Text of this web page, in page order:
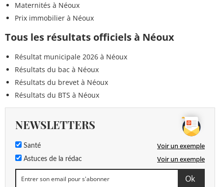
Maternités à Néoux
Prix immobilier à Néoux
Tous les résultats officiels à Néoux
Résultat municipale 2026 à Néoux
Résultats du bac à Néoux
Résultats du brevet à Néoux
Résultats du BTS à Néoux
NEWSLETTERS
Santé Voir un exemple
Astuces de la rédac Voir un exemple